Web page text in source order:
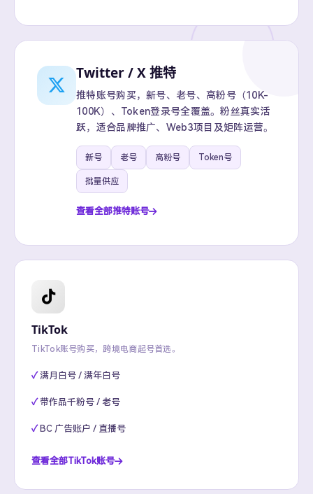
Twitter / X 推特
推特账号购买，新号、老号、高粉号（10K-
100K）、Token登录号全覆盖。粉丝真实活
跃，适合品牌推广、Web3项目及矩阵运营。
新号 老号 高粉号 Token号
批量供应
查看全部推特账号
TikTok
TikTok账号购买，跨境电商起号首选。
满月白号 / 满年白号
带作品千粉号 / 老号
BC 广告账户 / 直播号
查看全部TikTok账号